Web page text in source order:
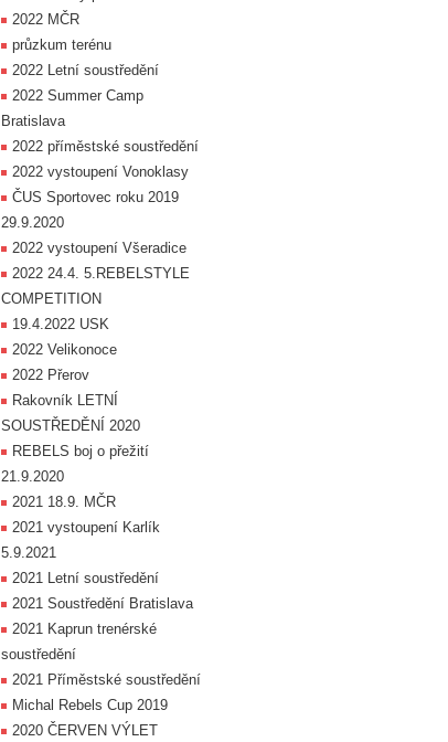
2022 MČR
průzkum terénu
2022 Letní soustředění
2022 Summer Camp
Bratislava
2022 příměstské soustředění
2022 vystoupení Vonoklasy
ČUS Sportovec roku 2019
29.9.2020
2022 vystoupení Všeradice
2022 24.4. 5.REBELSTYLE
COMPETITION
19.4.2022 USK
2022 Velikonoce
2022 Přerov
Rakovník LETNÍ
SOUSTŘEDĚNÍ 2020
REBELS boj o přežití
21.9.2020
2021 18.9. MČR
2021 vystoupení Karlík
5.9.2021
2021 Letní soustředění
2021 Soustředění Bratislava
2021 Kaprun trenérské
soustředění
2021 Příměstské soustředění
Michal Rebels Cup 2019
2020 ČERVEN VÝLET